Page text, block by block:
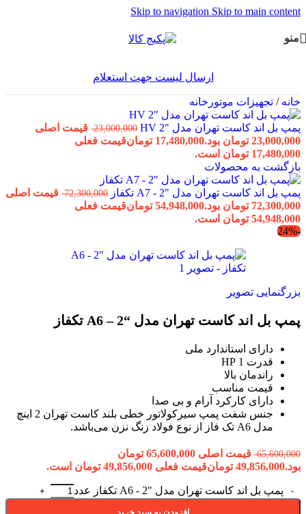
Skip to navigation Skip to main content
منو
ارسال لیست جهت استعلام
خانه/ تجهیزات موتورخانه
پمپ بل اند کاست تهران مدل "2 HV 23,000,000 قیمت اصلی
23,000,000 تومان بود.
17,480,000 تومانقیمت فعلی
17,480,000 تومان است.
بازگشت به محصولات
پمپ بل اند کاست تهران مدل "2 - A7 تکفاز 72,300,000 قیمت اصلی
72,300,000 تومان بود.
54,948,000 تومانقیمت فعلی
54,948,000 تومان است.
-24%
بزرگنمایی تصویر
پمپ بل اند کاست تهران مدل “2 – A6 تکفاز
دارای استاندارد ملی
قدرت 1 HP
راندمان بالا
قیمت مناسب
دارای کارکرد آرام و بی صدا
جنس شفت پمپ سیرکولاتور خطی بلند کاست تهران 2 اینچ
مدل A6 تک فاز از نوع فولاد زنگ نزن می‌باشد.
65,600,000
قیمت اصلی 65,600,000 تومان
بود.49,856,000 تومانقیمت فعلی 49,856,000 تومان است.
پمپ بل اند کاست تهران مدل "2 - A6 تکفاز عدد